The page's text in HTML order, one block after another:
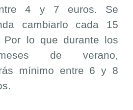
4 y 7 euros. Se
cambiarlo cada 15
Por lo que durante los
de verano,
mínimo entre 6 y 8